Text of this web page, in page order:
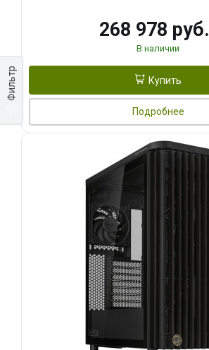
Фильтр
268 978 руб.
В наличии
Купить
Подробнее